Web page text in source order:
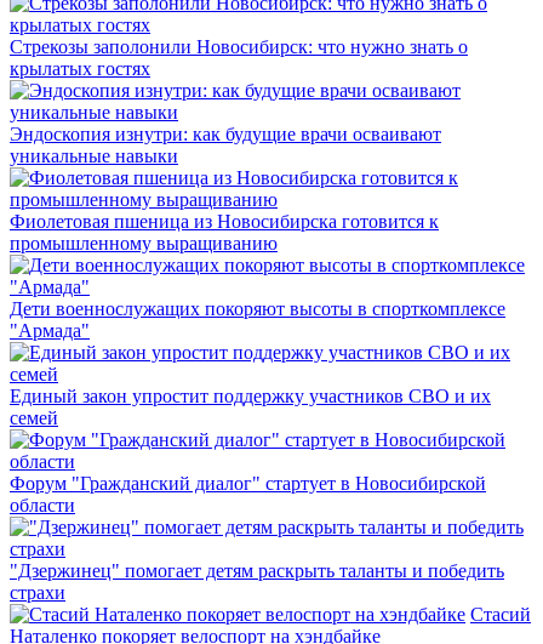
Стрекозы заполонили Новосибирск: что нужно знать о
крылатых гостях
Эндоскопия изнутри: как будущие врачи осваивают
уникальные навыки
Фиолетовая пшеница из Новосибирска готовится к
промышленному выращиванию
Дети военнослужащих покоряют высоты в спорткомплексе
"Армада"
Единый закон упростит поддержку участников СВО и их
семей
Форум "Гражданский диалог" стартует в Новосибирской
области
"Дзержинец" помогает детям раскрыть таланты и победить
страхи
Стасий
Наталенко покоряет велоспорт на хэндбайке